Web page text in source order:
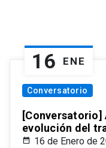
16 ENE
Conversatorio
[Conversatorio]
evolución del
16 de Enero de